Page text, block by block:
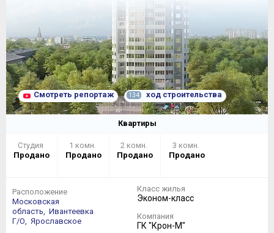
Смотреть репортаж 134 ход строительства
Квартиры
Студия
Продано
1 комн.
Продано
2 комн.
Продано
3 комн.
Продано
Расположение
Московская
область, Ивантеевка
Г/О, Ярославское
Класс жилья
Эконом-класс
Компания
ГК "Крон-М"